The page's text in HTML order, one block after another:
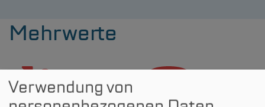
Mehrwerte
Verwendung von